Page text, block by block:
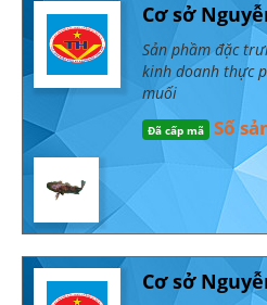
Cơ sở
Sản phầm đặc
kinh doanh thực
muối
Đã cấp mã Số
Cơ sở